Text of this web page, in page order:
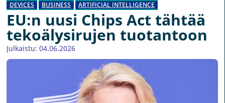
DEVICES BUSINESS ARTIFICIAL INTELLIGENCE
EU:n uusi Chips Act tähtää
tekoälysirujen tuotantoon
Julkaistu: 04.06.2026